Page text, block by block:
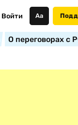
Войти Аа
О переговорах с